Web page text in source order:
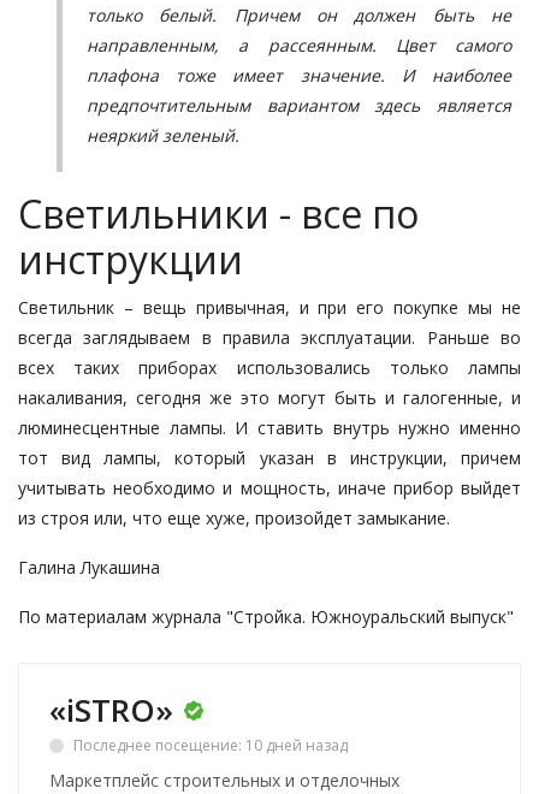
только белый. Причем он должен быть не
направленным, а рассеянным. Цвет самого
плафона тоже имеет значение. И наиболее
предпочтительным вариантом здесь является
неяркий зеленый.
Светильники - все по
инструкции
Светильник – вещь привычная, и при его покупке мы не
всегда заглядываем в правила эксплуатации. Раньше во
всех таких приборах использовались только лампы
накаливания, сегодня же это могут быть и галогенные, и
люминесцентные лампы. И ставить внутрь нужно именно
тот вид лампы, который указан в инструкции, причем
учитывать необходимо и мощность, иначе прибор выйдет
из строя или, что еще хуже, произойдет замыкание.
Галина Лукашина
По материалам журнала "Стройка. Южноуральский выпуск"
«iSTRO»
Последнее посещение: 10 дней назад
Маркетплейс строительных и отделочных